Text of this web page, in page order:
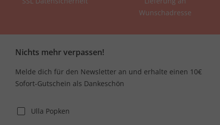
Wunschadresse
Nichts mehr verpassen!
Melde dich für den Newsletter an und erhalte einen 10€
Sofort-Gutschein als Dankeschön
Ulla Popken